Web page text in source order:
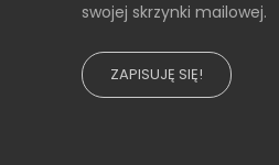
swojej skrzynki mailowej.
ZAPISUJĘ SIĘ!